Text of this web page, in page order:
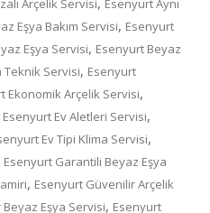
Arçelik Servisi Esenyurt Aynı
Eşya Bakım Servisi, Esenyurt
Eşya Servisi, Esenyurt Beyaz
Teknik Servisi, Esenyurt
Ekonomik Arçelik Servisi,
Esenyurt Ev Aletleri Servisi,
Ev Tipi Klima Servisi,
Esenyurt Garantili Beyaz Eşya
, Esenyurt Güvenilir Arçelik
Eşya Servisi, Esenyurt